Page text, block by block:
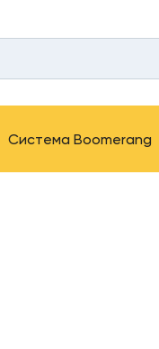
Система Boomerang